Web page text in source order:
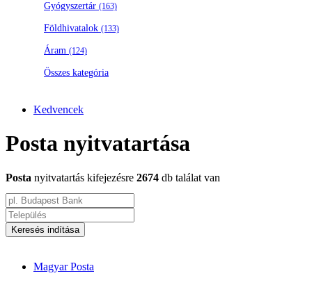
Gyógyszertár (163)
Földhivatalok (133)
Áram (124)
Összes kategória
Kedvencek
Posta nyitvatartása
Posta nyitvatartás kifejezésre 2674 db találat van
Keresés indítása
Magyar Posta